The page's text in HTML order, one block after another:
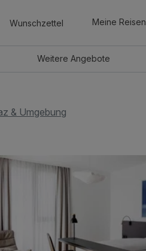
Wunschzettel Meine Reisen
WeitereAngebote
& Umgebung